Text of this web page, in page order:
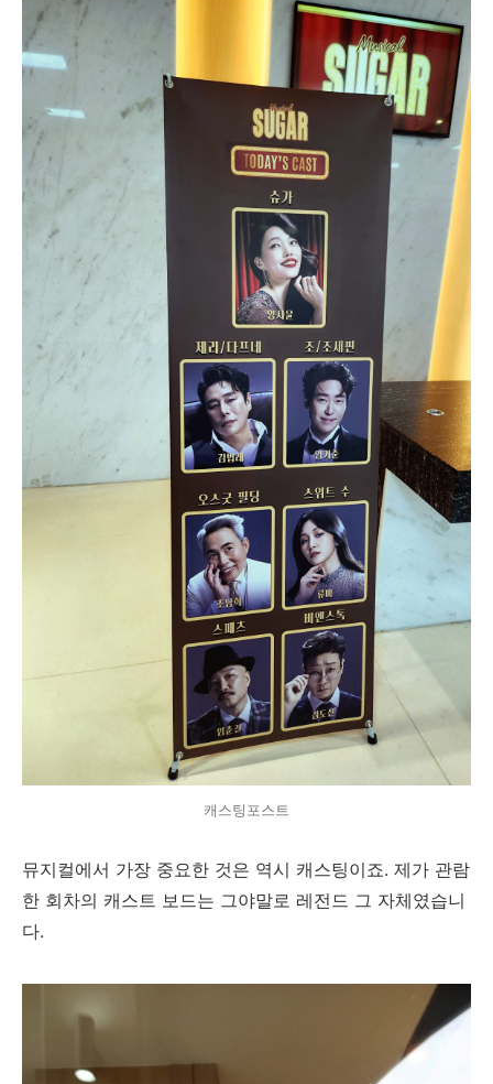
캐스팅포스트
뮤지컬에서 가장 중요한 것은 역시 캐스팅이죠. 제가 관람
한 회차의 캐스트 보드는 그야말로 레전드 그 자체였습니
다.